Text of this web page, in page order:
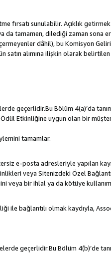
fırsatı sunulabilir. Açıklık
tamamen, dilediği zaman sona
dâhil), bu Komisyon
satın alımına ilişkin olarak
geçerlidir.Bu Bölüm 4(a)’da
Etkinliğine uygun olan bir
tamamlar.
e-posta adresleriyle yapılan
veya Sitenizdeki Özel
bir ihlal ya da kötüye
bağlantılı olmak kaydıyla,
geçerlidir.Bu Bölüm 4(b)’de